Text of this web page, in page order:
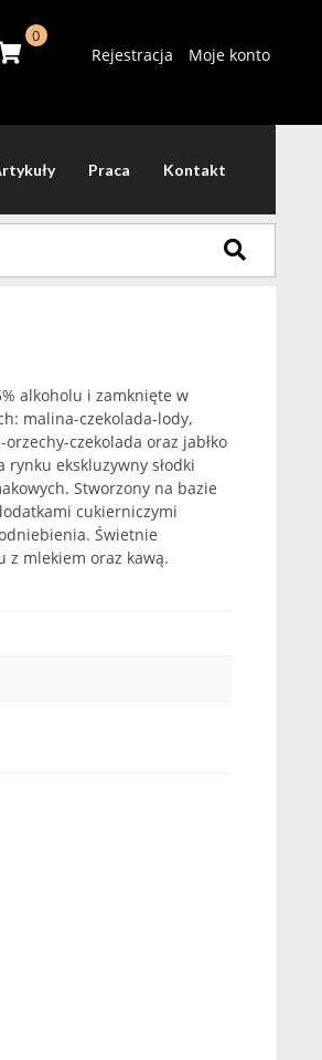
0
Rejestracja Moje konto
Praca Kontakt
alkoholu i zamknięte w
malina-czekolada-lody,
czekolada oraz jabłko
ekskluzywny słodki
Stworzony na bazie
cukierniczymi
Świetnie
z mlekiem oraz kawą.